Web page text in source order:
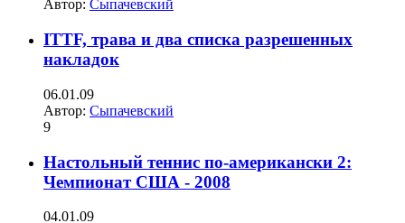
Автор: Сыпачевский
ITTF, трава и два списка разрешенных
накладок
06.01.09
Автор: Сыпачевский
9
Настольный теннис по-американски 2:
Чемпионат США - 2008
04.01.09